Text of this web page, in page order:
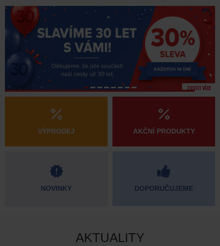
ZJISTIT VÍCE
VÝPRODEJ
NOVINKY
AKČNÍ PRODUKTY
DOPORUČUJEME
AKTUALITY